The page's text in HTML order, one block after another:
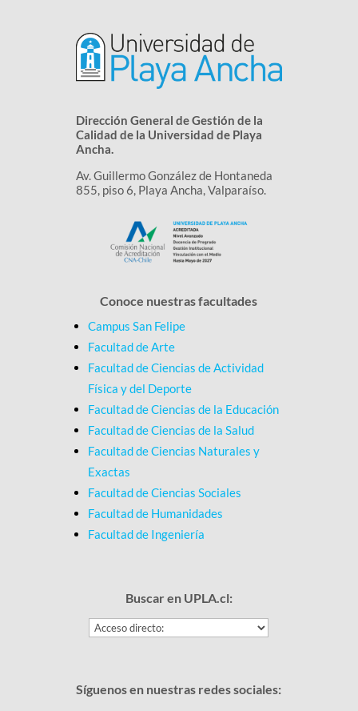
Dirección General de Gestión de la
Calidad de la Universidad de Playa
Ancha.
Av. Guillermo González de Hontaneda
855, piso 6, Playa Ancha, Valparaíso.
Conoce nuestras facultades
Campus San Felipe
Facultad de Arte
Facultad de Ciencias de Actividad
Física y del Deporte
Facultad de Ciencias de la Educación
Facultad de Ciencias de la Salud
Facultad de Ciencias Naturales y
Exactas
Facultad de Ciencias Sociales
Facultad de Humanidades
Facultad de Ingeniería
Buscar en UPLA.cl:
Síguenos en nuestras redes sociales: